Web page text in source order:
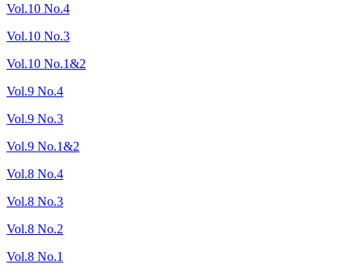
Vol.10 No.4
Vol.10 No.3
Vol.10 No.1&2
Vol.9 No.4
Vol.9 No.3
Vol.9 No.1&2
Vol.8 No.4
Vol.8 No.3
Vol.8 No.2
Vol.8 No.1